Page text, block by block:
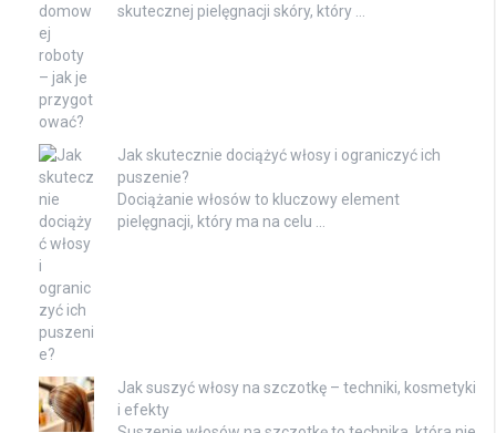
skutecznej pielęgnacji skóry, który …
Jak skutecznie dociążyć włosy i ograniczyć ich
puszenie?
Dociążanie włosów to kluczowy element
pielęgnacji, który ma na celu …
Jak suszyć włosy na szczotkę – techniki, kosmetyki
i efekty